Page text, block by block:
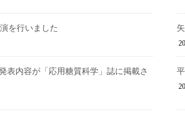
を行いました
表内容が「応用糖質科学」誌に掲載さ